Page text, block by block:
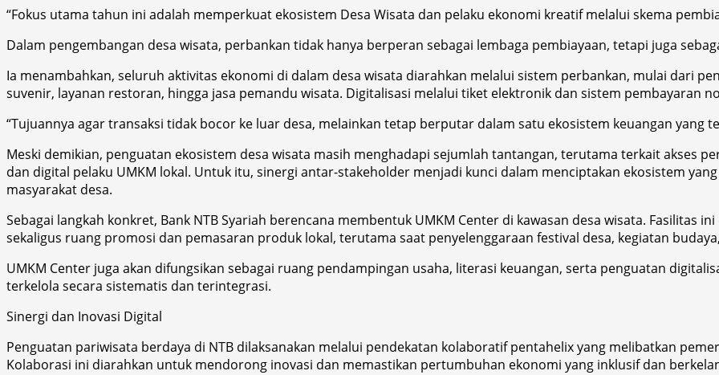
“Fokus utama tahun ini adalah memperkuat ekosistem Desa Wisata dan pelaku ekonomi kreatif melalui skema
Dalam pengembangan desa wisata, perbankan tidak hanya berperan sebagai lembaga pembiayaan, tetapi juga
Ia menambahkan, seluruh aktivitas ekonomi di dalam desa wisata diarahkan melalui sistem perbankan, mulai dari
suvenir, layanan restoran, hingga jasa pemandu wisata. Digitalisasi melalui tiket elektronik dan sistem pembayaran
“Tujuannya agar transaksi tidak bocor ke luar desa, melainkan tetap berputar dalam satu ekosistem keuangan yang
Meski demikian, penguatan ekosistem desa wisata masih menghadapi sejumlah tantangan, terutama terkait akses
dan digital pelaku UMKM lokal. Untuk itu, sinergi antar-stakeholder menjadi kunci dalam menciptakan ekosistem
masyarakat desa.
Sebagai langkah konkret, Bank NTB Syariah berencana membentuk UMKM Center di kawasan desa wisata. Fasilitas
sekaligus ruang promosi dan pemasaran produk lokal, terutama saat penyelenggaraan festival desa, kegiatan
UMKM Center juga akan difungsikan sebagai ruang pendampingan usaha, literasi keuangan, serta penguatan
terkelola secara sistematis dan terintegrasi.
Sinergi dan Inovasi Digital
Penguatan pariwisata berdaya di NTB dilaksanakan melalui pendekatan kolaboratif pentahelix yang melibatkan
Kolaborasi ini diarahkan untuk mendorong inovasi dan memastikan pertumbuhan ekonomi yang inklusif dan